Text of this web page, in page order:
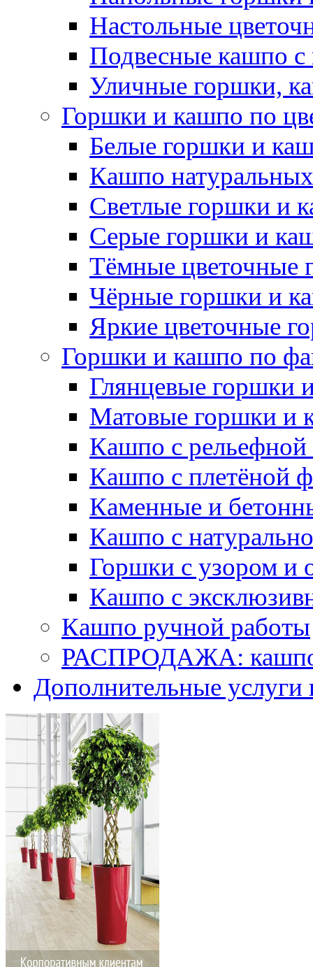
Настольные
Подвесные кашпо с
Уличные горшки,
Горшки и кашпо по
Белые горшки и
Кашпо
Светлые горшки и
Серые горшки и
Тёмные цветочные
Чёрные горшки и
Яркие цветочные
Горшки и кашпо по
Глянцевые горшки
Матовые горшки и
Кашпо с рельефной
Кашпо с плетёной
Каменные и
Кашпо с
Горшки с узором и
Кашпо с
Кашпо ручной работы
РАСПРОДАЖА: кашпо
Дополнительные услуги